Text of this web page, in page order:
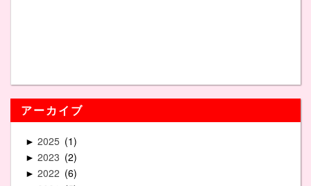
アーカイブ
► 2025 1
► 2023 2
► 2022 6